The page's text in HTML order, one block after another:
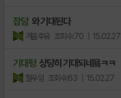
잡담 와 기대된다
겨울후유 조회수:70 | 15.02.27
기대평 상당히 기대되네욬ㅋㅋ
철우임 조회수:63 | 15.02.27